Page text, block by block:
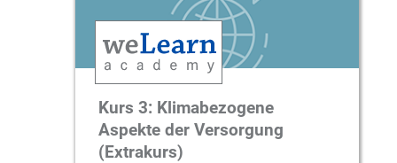
Kurs 3: Klimabezogene
Aspekte der Versorgung
(Extrakurs)